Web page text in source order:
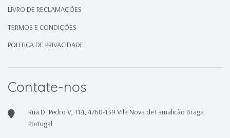
LIVRO DE RECLAMAÇÕES
TERMOS E CONDIÇÕES
POLITICA DE PRIVACIDADE
Contate-nos
Rua D. Pedro V, 114, 4760-139 Vila Nova de Famalicão Braga
Portugal